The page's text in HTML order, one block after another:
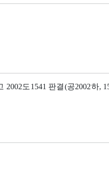
2002도1541 판결(공2002하,